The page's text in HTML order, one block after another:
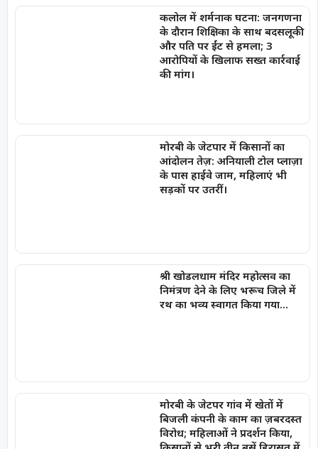
कलोल में शर्मनाक घटना: जनगणना
के दौरान शिक्षिका के साथ बदसलूकी
और पति पर ईंट से हमला; 3
आरोपियों के खिलाफ सख्त कार्रवाई
की मांग।
मोरबी के जेटपार में किसानों का
आंदोलन तेज़: अनियाली टोल प्लाज़ा
के पास हाईवे जाम, महिलाएं भी
सड़कों पर उतरीं।
श्री खोडलधाम मंदिर महोत्सव का
निमंत्रण देने के लिए भरूच जिले में
रथ का भव्य स्वागत किया गया…
मोरबी के जेटपर गांव में खेतों में
बिजली कंपनी के काम का ज़बरदस्त
विरोध; महिलाओं ने प्रदर्शन किया,